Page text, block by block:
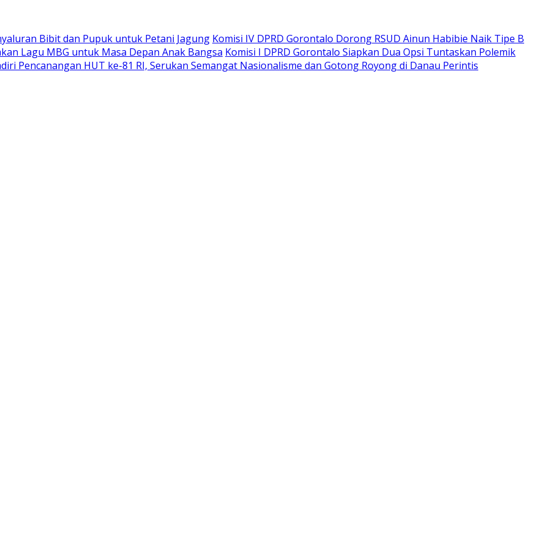
Bibit dan Pupuk untuk Petani Jagung Komisi IV DPRD Gorontalo Dorong RSUD Ainun Habibie Naik Tipe B
Lagu MBG untuk Masa Depan Anak Bangsa Komisi I DPRD Gorontalo Siapkan Dua Opsi Tuntaskan Polemik
Pencanangan HUT ke-81 RI, Serukan Semangat Nasionalisme dan Gotong Royong di Danau Perintis